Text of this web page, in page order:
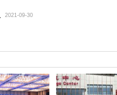
2021-09-30